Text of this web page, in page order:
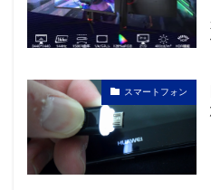
スマートフォン